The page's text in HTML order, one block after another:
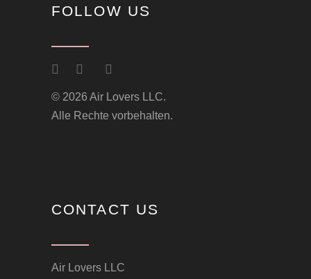
FOLLOW US
© 2026 Air Lovers LLC.
Alle Rechte vorbehalten.
CONTACT US
Air Lovers LLC